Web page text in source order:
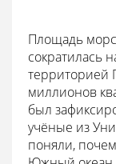
Площадь
сократилась
территорией
миллионов
был
учёные из
поняли,